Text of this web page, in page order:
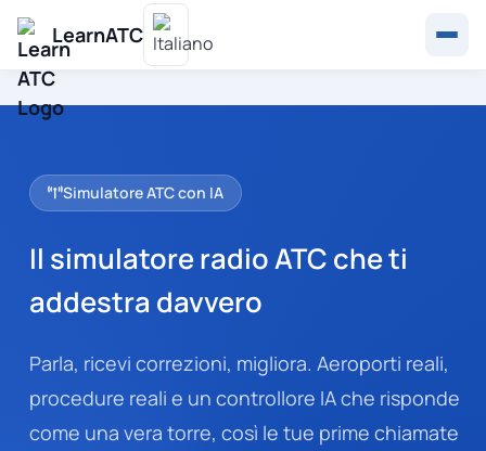
LearnATC
Simulatore ATC con IA
Il simulatore radio ATC che ti
addestra davvero
Parla, ricevi correzioni, migliora. Aeroporti reali,
procedure reali e un controllore IA che risponde
come una vera torre, così le tue prime chiamate